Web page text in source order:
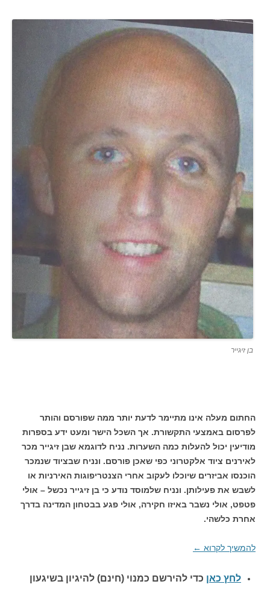
בן זיגייר
החתום מעלה אינו מתיימר לדעת יותר ממה שפורסם והותר
לפרסום באמצעי התקשורת. אך השכל הישר ומעט ידע בספרות
מודיעין יכול להעלות כמה השערות. נניח לדוגמא שבן זיגייר מכר
לאירנים ציוד אלקטרוני כפי שאכן פורסם. ונניח שבציוד שנמכר
הוכנסו אביזרים שיוכלו לעקוב אחרי הצנטריפוגות האירניות או
לשבש את פעילותן. ונניח שלמוסד נודע כי בן זיגייר נכשל – אולי
פטפט, אולי נשבר באיזו חקירה, אולי פגע בבטחון המדינה בדרך
אחרת כלשהי.
להמשיך לקרוא ←
לחץ כאן כדי להירשם כמנוי (חינם) להיגיון בשיגעון